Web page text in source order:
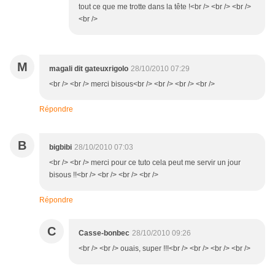
tout ce que me trotte dans la tête !<br /> <br /> <br />
<br />
M magali dit gateuxrigolo 28/10/2010 07:29
<br /> <br /> merci bisous<br /> <br /> <br /> <br />
Répondre
B bigbibi 28/10/2010 07:03
<br /> <br /> merci pour ce tuto cela peut me servir un jour
bisous !!<br /> <br /> <br /> <br />
Répondre
C Casse-bonbec 28/10/2010 09:26
<br /> <br /> ouais, super !!!<br /> <br /> <br /> <br />